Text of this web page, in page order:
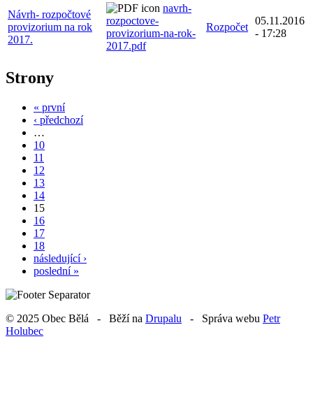
Návrh- rozpočtové
provizorium na rok
2017.
navrh-
rozpoctove-
provizorium-na-rok-
2017.pdf
Rozpočet
05.11.2016
- 17:28
Strony
« první
‹ předchozí
…
10
11
12
13
14
15
16
17
18
následující ›
poslední »
© 2025 Obec Bělá - Běží na Drupalu - Správa webu Petr
Holubec